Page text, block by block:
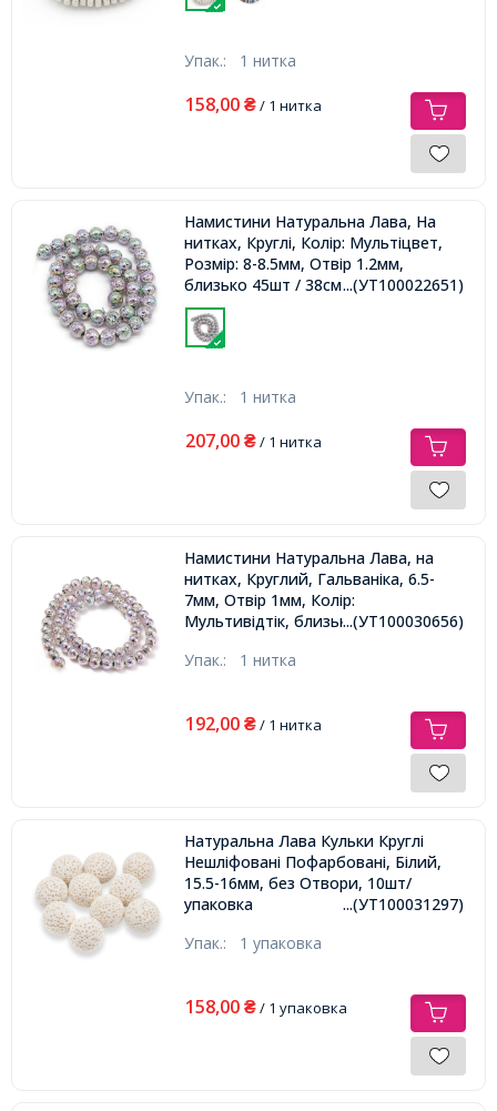
Упак.: 1 нитка
158,00 ₴/ 1 нитка
Намистини Натуральна Лава, На
нитках, Круглі, Колір: Мультіцвет,
Розмір: 8-8.5мм, Отвір 1.2мм,
близько 45шт / 38см / нитка,...(УТ100022651)
Упак.: 1 нитка
207,00 ₴/ 1 нитка
Намистини Натуральна Лава, на
нитках, Круглий, Гальваніка, 6.5-
7мм, Отвір 1мм, Колір:
Мультивідтік, близько 57шт/37см/
...(УТ100030656)
Упак.: 1 нитка
192,00 ₴/ 1 нитка
Натуральна Лава Кульки Круглі
Нешліфовані Пофарбовані, Білий,
15.5-16мм, без Отвори, 10шт/
упаковка
...(УТ100031297)
Упак.: 1 упаковка
158,00 ₴/ 1 упаковка